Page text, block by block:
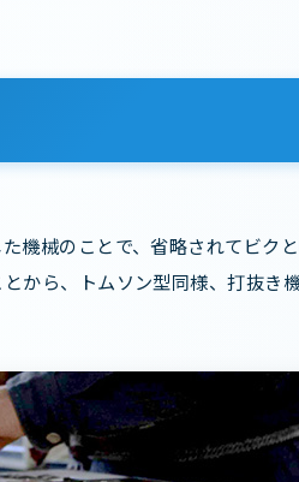
機械のことで、省略されてビク
から、トムソン型同様、打抜き